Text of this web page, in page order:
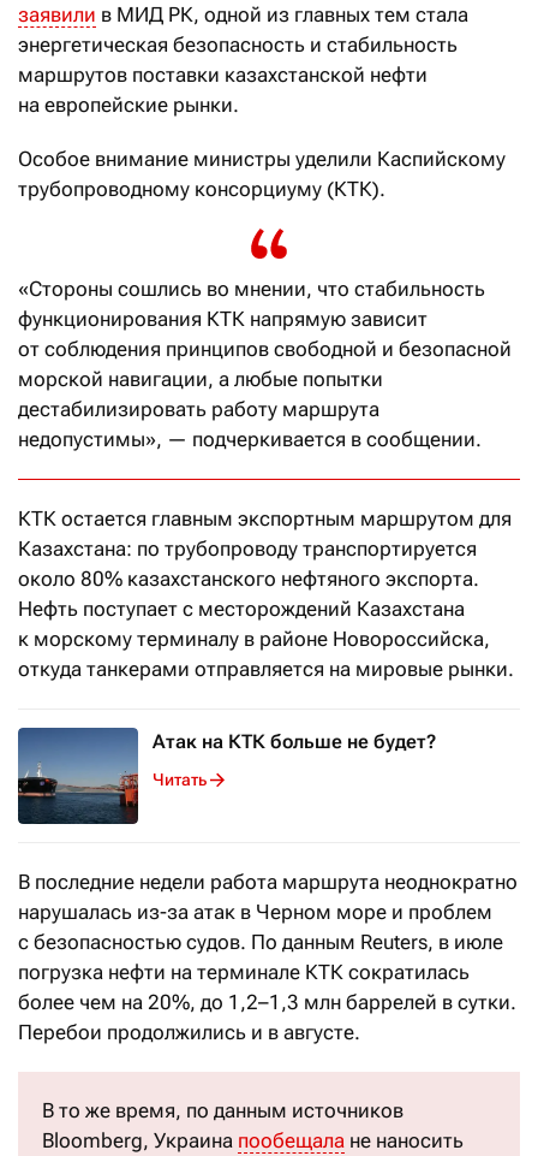
заявили в МИД РК, одной из главных тем стала
энергетическая безопасность и стабильность
маршрутов поставки казахстанской нефти
на европейские рынки.
Особое внимание министры уделили Каспийскому
трубопроводному консорциуму (КТК).
«Стороны сошлись во мнении, что стабильность
функционирования КТК напрямую зависит
от соблюдения принципов свободной и безопасной
морской навигации, а любые попытки
дестабилизировать работу маршрута
недопустимы», — подчеркивается в сообщении.
КТК остается главным экспортным маршрутом для
Казахстана: по трубопроводу транспортируется
около 80% казахстанского нефтяного экспорта.
Нефть поступает с месторождений Казахстана
к морскому терминалу в районе Новороссийска,
откуда танкерами отправляется на мировые рынки.
Атак на КТК больше не будет?
Читать
В последние недели работа маршрута неоднократно
нарушалась из-за атак в Черном море и проблем
с безопасностью судов. По данным Reuters, в июле
погрузка нефти на терминале КТК сократилась
более чем на 20%, до 1,2–1,3 млн баррелей в сутки.
Перебои продолжились и в августе.
В то же время, по данным источников
Bloomberg, Украина пообещала не наносить